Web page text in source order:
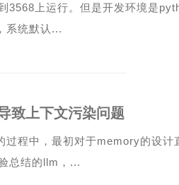
3568上运行。但是开发环境是
系统默认...
致上下文污染问题
过程中，最初对于memory的设
总结的llm，...